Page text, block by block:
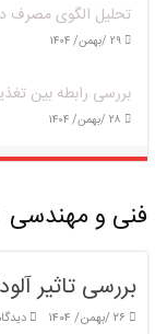
تحلیل الگوی مصرف
۲۹ /بهمن/ ۱۴۰۴
بررسی رابطه بین
۲۸ /بهمن/ ۱۴۰۴
فنی و مهندسی
بررسی تاثیر
۲۶ /بهمن/ ۱۴۰۴